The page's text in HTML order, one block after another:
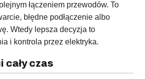
łączeniem przewodów. To
błędne podłączenie albo
Wtedy lepsza decyzja to
i kontrola przez elektryka.
cały czas